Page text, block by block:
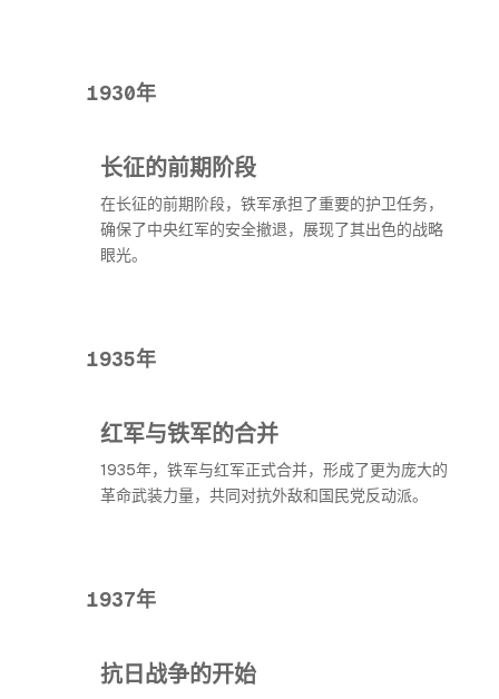
1930年
长征的前期阶段
在长征的前期阶段，铁军承担了重要的护卫任务，
确保了中央红军的安全撤退，展现了其出色的战略
眼光。
1935年
红军与铁军的合并
1935年，铁军与红军正式合并，形成了更为庞大的
革命武装力量，共同对抗外敌和国民党反动派。
1937年
抗日战争的开始